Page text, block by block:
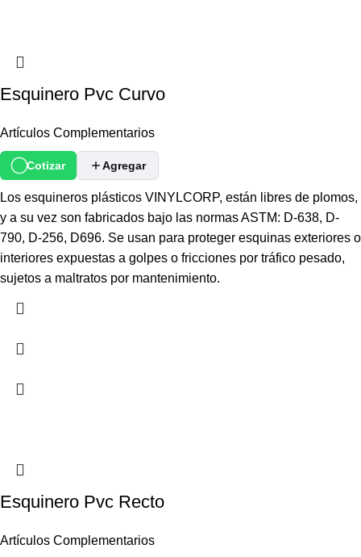
Esquinero Pvc Curvo
Artículos Complementarios
Cotizar Agregar
Los esquineros plásticos VINYLCORP, están libres de plomos,
y a su vez son fabricados bajo las normas ASTM: D-638, D-
790, D-256, D696. Se usan para proteger esquinas exteriores o
interiores expuestas a golpes o fricciones por tráfico pesado,
sujetos a maltratos por mantenimiento.
Esquinero Pvc Recto
Artículos Complementarios